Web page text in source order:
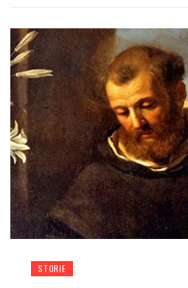
STORIE